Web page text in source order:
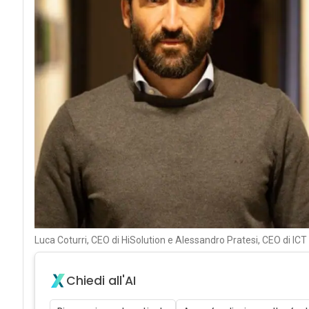
Luca Coturri, CEO di HiSolution e Alessandro Pratesi, CEO di
Chiedi all'AI